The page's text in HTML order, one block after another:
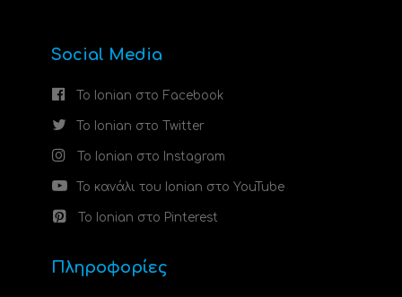
Social Media
Το Ionian στο Facebook
Το Ionian στο Twitter
Το Ionian στο Instagram
Το κανάλι του Ionian στο YouTube
Το Ionian στο Pinterest
Πληροφορίες